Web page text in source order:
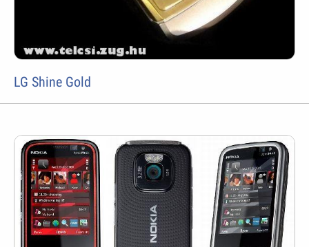
LG Shine Gold